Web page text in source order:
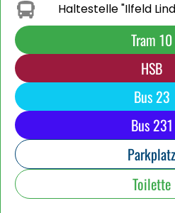
Haltestelle "Ilfeld
Tram 10
HSB
Bus 23
Bus 231
Parkplatz
Toilette